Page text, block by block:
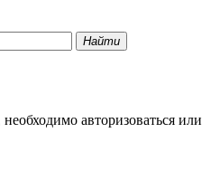
Найти
авторизоваться или